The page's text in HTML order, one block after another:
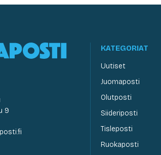
9
KATEGORIAT
Uutiset
Juomaposti
Olutposti
Siideriposti
Tisleposti
Ruokaposti